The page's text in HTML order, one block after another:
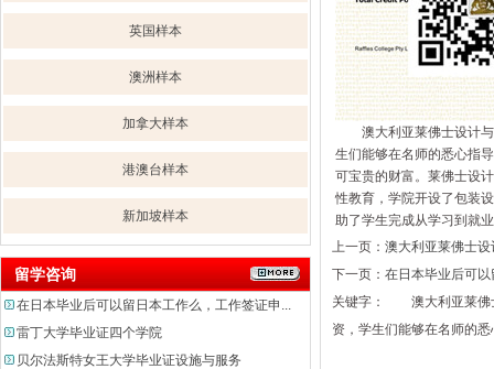
英国样本
澳洲样本
加拿大样本
港澳台样本
新加坡样本
留学咨询
在日本毕业后可以留日本工作么，工作签证申...
雷丁大学毕业证四个学院
贝尔法斯特女王大学毕业证设施与服务
澳大利亚莱佛士设计与
生们能够在名师的悉心指
可宝贵的财富。莱佛士设
性教育，学院开设了包装
助了学生完成从学习到就
上一页： 澳大利亚莱佛士
下一页： 在日本毕业后可
关键字： 澳大利亚莱佛士
资，学生们能够在名师的